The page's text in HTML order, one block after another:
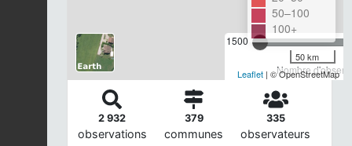
1500
Nombre
50–100
100+
50 km
Leaflet | © OpenStreetMap
2 932
observations
379
communes
335
observateurs